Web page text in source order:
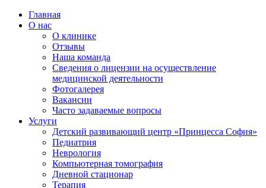
Главная
О нас
О клинике
Отзывы
Наша команда
Сведения о лицензии на осуществление
медицинской деятельности
Фотогалерея
Вакансии
Часто задаваемые вопросы
Услуги
Детский развивающий центр «Принцесса София»
Педиатрия
Неврология
Компьютерная томография
Дневной стационар
Терапия